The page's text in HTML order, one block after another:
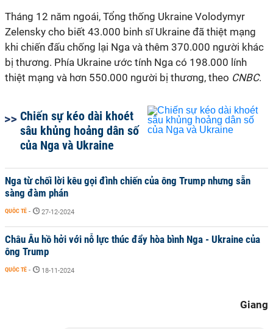
Tháng 12 năm ngoái, Tổng thống Ukraine Volodymyr
Zelensky cho biết 43.000 binh sĩ Ukraine đã thiệt mạng
khi chiến đấu chống lại Nga và thêm 370.000 người khác
bị thương. Phía Ukraine ước tính Nga có 198.000 lính
thiệt mạng và hơn 550.000 người bị thương, theo CNBC.
Chiến sự kéo dài khoét
sâu khủng hoảng dân số
của Nga và Ukraine
Nga từ chối lời kêu gọi đình chiến của ông Trump nhưng sẵn
sàng đàm phán
QUỐC TẾ - 27-12-2024
Châu Âu hồ hởi với nỗ lực thúc đẩy hòa bình Nga - Ukraine của
ông Trump
QUỐC TẾ - 18-11-2024
Giang